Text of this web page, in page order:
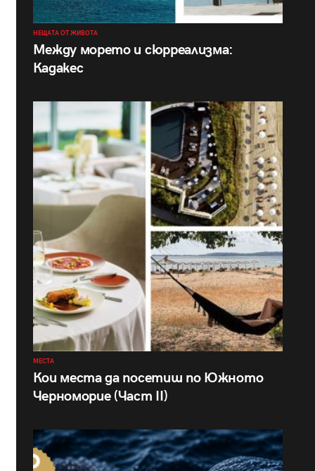
НЕЩАТА ОТ ЖИВОТА
Между морето и сюрреализма:
Кадакес
МЕСТА
Кои места да посетиш по Южното
Черноморие (Част II)